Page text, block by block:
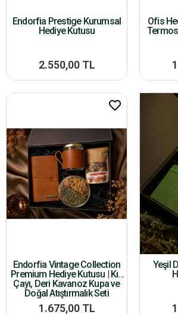
Endorfia Prestige Kurumsal
Hediye Kutusu
2.550,00 TL
Ofis
Endorfia Vintage Collection
Premium Hediye Kutusu | Kış
Çayı, Deri Kavanoz Kupa ve
Doğal Atıştırmalık Seti
1.675,00 TL
Yeşil